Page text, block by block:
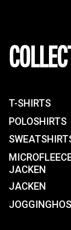
T-SHIRTS
POLOSHIRTS
JACKEN
JACKEN